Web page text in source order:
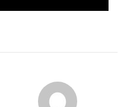
POST AUTHOR